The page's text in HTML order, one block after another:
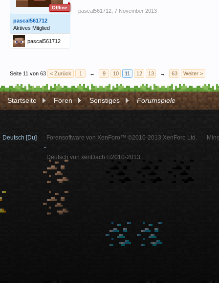
Offline
pascal561712
Aktives Mitglied
pascal561712
pascal561712 7 November 2013
Seite 11 von 63 < Zurück 1 ← 9 10 11 12 13 → 63 Weiter >
Startseite Foren Sonstiges Forumspiele
Deutsch [Du]
Forensoftware von XenForo™ ©2010-2013 XenForo Ltd.
-
Deutsch von xenDach ©2010-2013